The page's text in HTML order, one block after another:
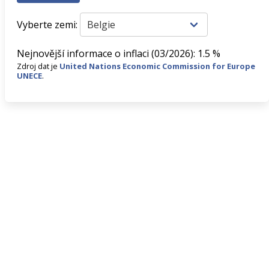
Vyberte zemi:
Nejnovější informace o inflaci (03/2026): 1.5 %
Zdroj dat je United Nations Economic Commission for Europe
UNECE.